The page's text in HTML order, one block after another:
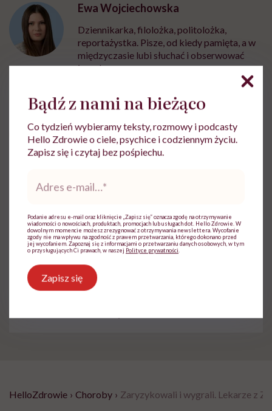
Ewa Wojciechowska
Dziennikarka, filolożka, politolożka,
reportażystka. Pisze, od kiedy pamięta, a w
międzyczasie lubi słuchać i obserwować
innych
Udostępnij
Powiązane tematy:
i
Treści zawarte w serwisie mają wyłącznie
charakter informacyjny i nie stanowią porady
lekarskiej. Pamiętaj, że w przypadku
HelloZdrowie › Choroby › Zaryzykowali i wygrali. Lekarze z
Bądź z nami na bieżąco
Co tydzień wybieramy teksty, rozmowy i podcasty
Hello Zdrowie o ciele, psychice i codziennym życiu.
Zapisz się i czytaj bez pośpiechu.
*
Podanie adresu e-mail oraz kliknięcie „Zapisz się” oznacza zgodę na otrzymywanie
wiadomości o nowościach, produktach, promocjach lub usługach dot. Hello Zdrowie. W
dowolnym momencie możesz zrezygnować z otrzymywania newslettera. Wycofanie
zgody nie ma wpływu na zgodność z prawem przetwarzania, którego dokonano przed
jej wycofaniem. Zapoznaj się z informacjami o przetwarzaniu danych osobowych, w tym
o przysługujących Ci prawach, w naszej Polityce prywatności
Zapisz się